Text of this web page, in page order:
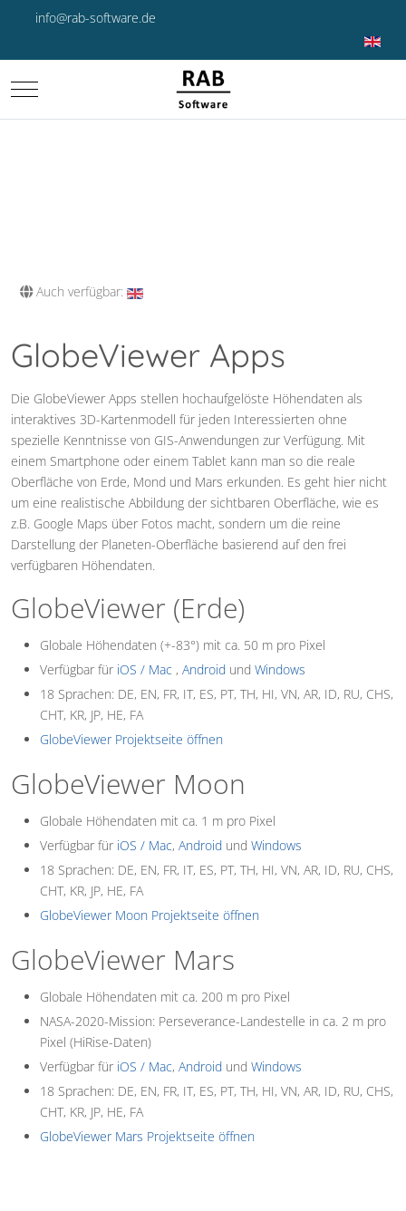
info@rab-software.de
Sprache
Mobile Menu Toggle
Auch verfügbar:
GlobeViewer Apps
Die GlobeViewer Apps stellen hochaufgelöste Höhendaten als
interaktives 3D-Kartenmodell für jeden Interessierten ohne
spezielle Kenntnisse von GIS-Anwendungen zur Verfügung. Mit
einem Smartphone oder einem Tablet kann man so die reale
Oberfläche von Erde, Mond und Mars erkunden. Es geht hier nicht
um eine realistische Abbildung der sichtbaren Oberfläche, wie es
z.B. Google Maps über Fotos macht, sondern um die reine
Darstellung der Planeten-Oberfläche basierend auf den frei
verfügbaren Höhendaten.
GlobeViewer (Erde)
Globale Höhendaten (+-83°) mit ca. 50 m pro Pixel
Verfügbar für iOS / Mac , Android und Windows
18 Sprachen: DE, EN, FR, IT, ES, PT, TH, HI, VN, AR, ID, RU, CHS,
CHT, KR, JP, HE, FA
GlobeViewer Projektseite öffnen
GlobeViewer Moon
Globale Höhendaten mit ca. 1 m pro Pixel
Verfügbar für iOS / Mac, Android und Windows
18 Sprachen: DE, EN, FR, IT, ES, PT, TH, HI, VN, AR, ID, RU, CHS,
CHT, KR, JP, HE, FA
GlobeViewer Moon Projektseite öffnen
GlobeViewer Mars
Globale Höhendaten mit ca. 200 m pro Pixel
NASA-2020-Mission: Perseverance-Landestelle in ca. 2 m pro
Pixel (HiRise-Daten)
Verfügbar für iOS / Mac, Android und Windows
18 Sprachen: DE, EN, FR, IT, ES, PT, TH, HI, VN, AR, ID, RU, CHS,
CHT, KR, JP, HE, FA
GlobeViewer Mars Projektseite öffnen